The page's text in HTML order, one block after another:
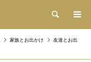
検索
家族とお出かけ
友達とお出